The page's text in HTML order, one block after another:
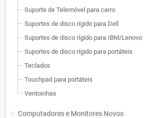
Suporte de Telemóvel para carro
Suportes de disco rígido para Dell
Suportes de disco rígido para IBM/Lenovo
Suportes de disco rígido para portáteis
Teclados
Touchpad para portáteis
Ventoinhas
Computadores e Monitores Novos